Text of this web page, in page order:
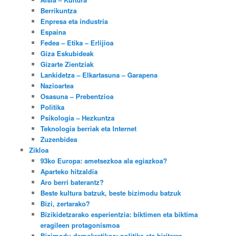
Berrikuntza
Enpresa eta industria
Espaina
Fedea – Etika – Erlijioa
Giza Eskubideak
Gizarte Zientziak
Lankidetza – Elkartasuna – Garapena
Nazioartea
Osasuna – Prebentzioa
Politika
Psikologia – Hezkuntza
Teknologia berriak eta Internet
Zuzenbidea
Zikloa
93ko Europa: ametsezkoa ala egiazkoa?
Aparteko hitzaldia
Aro berri baterantz?
Beste kultura batzuk, beste bizimodu batzuk
Bizi, zertarako?
Bizikidetzarako esperientzia: biktimen eta biktima
eragileen protagonismoa